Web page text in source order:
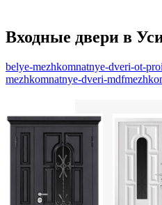
Входные двери в
belye-mezhkomnatnye-dveri-ot-
mezhkomnatnye-dveri-mdf